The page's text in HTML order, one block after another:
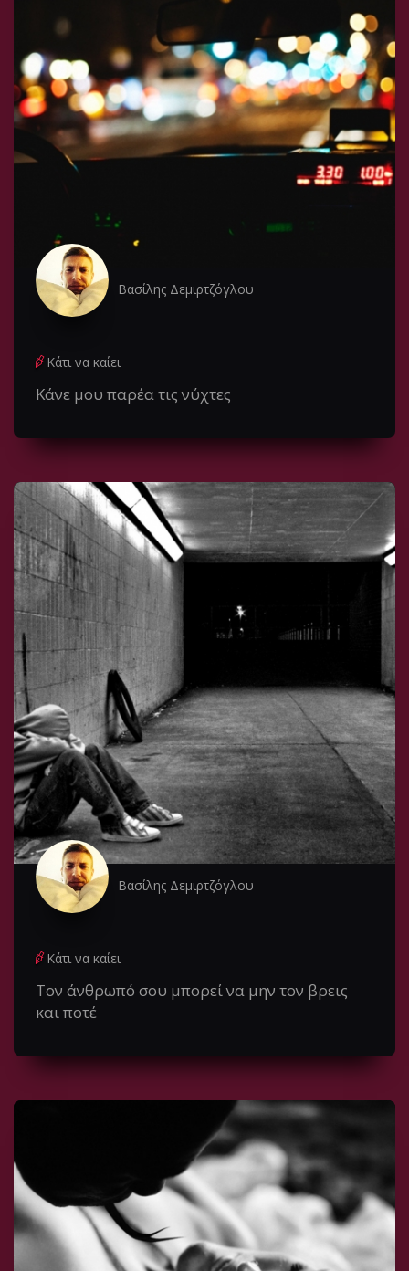
Βασίλης Δεμιρτζόγλου
Κάτι να καίει
Κάνε μου παρέα τις νύχτες
Βασίλης Δεμιρτζόγλου
Κάτι να καίει
Τον άνθρωπό σου μπορεί να μην τον βρεις
και ποτέ